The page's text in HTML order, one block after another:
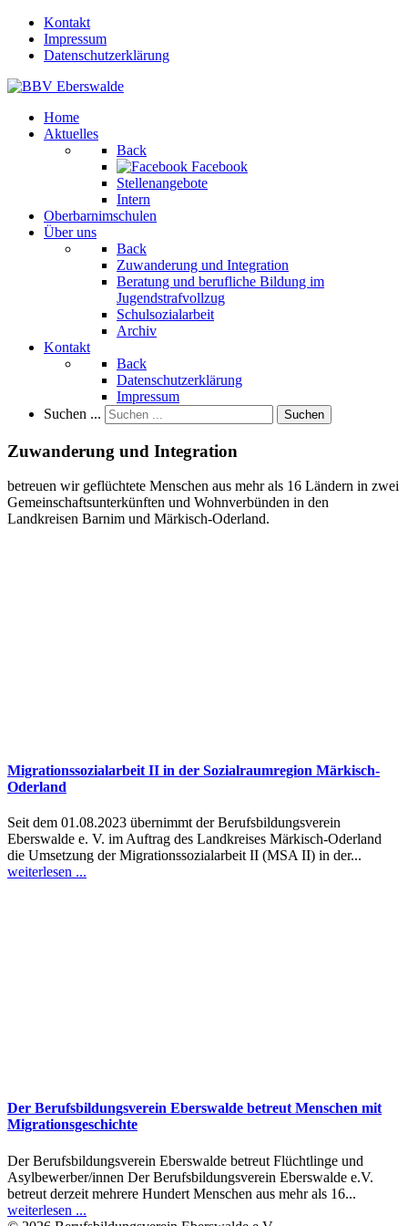
Kontakt
Impressum
Datenschutzerklärung
Home
Aktuelles
Back
Facebook
Stellenangebote
Intern
Oberbarnimschulen
Über uns
Back
Zuwanderung und Integration
Beratung und berufliche Bildung im
Jugendstrafvollzug
Schulsozialarbeit
Archiv
Kontakt
Back
Datenschutzerklärung
Impressum
Suchen ...
Suchen
Zuwanderung und Integration
betreuen wir geflüchtete Menschen aus mehr als 16 Ländern in zwei
Gemeinschaftsunterkünften und Wohnverbünden in den
Landkreisen Barnim und Märkisch-Oderland.
Migrationssozialarbeit II in der Sozialraumregion Märkisch-
Oderland
Seit dem 01.08.2023 übernimmt der Berufsbildungsverein
Eberswalde e. V. im Auftrag des Landkreises Märkisch-Oderland
die Umsetzung der Migrationssozialarbeit II (MSA II) in der...
weiterlesen ...
Der Berufsbildungsverein Eberswalde betreut Menschen mit
Migrationsgeschichte
Der Berufsbildungsverein Eberswalde betreut Flüchtlinge und
Asylbewerber/innen Der Berufsbildungsverein Eberswalde e.V.
betreut derzeit mehrere Hundert Menschen aus mehr als 16...
weiterlesen ...